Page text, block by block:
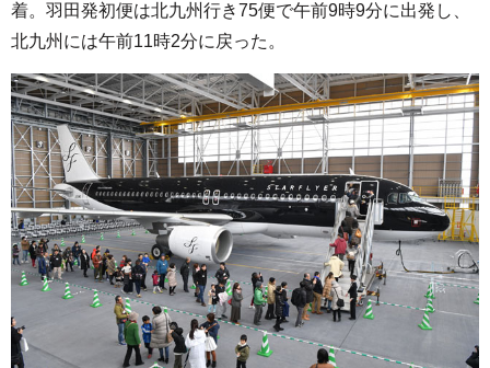
着。羽田発初便は北九州行き75便で午前9時9分に出発し、
北九州には午前11時2分に戻った。